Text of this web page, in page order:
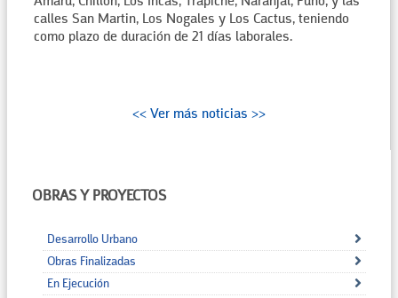
calles San Martin, Los Nogales y Los Cactus, teniendo
como plazo de duración de 21 días laborales.
<< Ver más noticias >>
OBRAS Y PROYECTOS
Desarrollo Urbano
Obras Finalizadas
En Ejecución